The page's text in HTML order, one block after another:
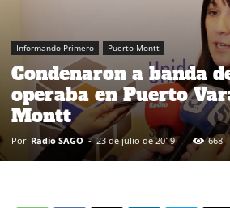
Informando Primero Puerto Montt
Condenaron a banda
operaba en Puerto
Montt
Por Radio SAGO - 23 de julio de 2019 668